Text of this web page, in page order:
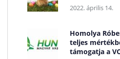
2022. április 14.
Homolya
teljes
támogatja a